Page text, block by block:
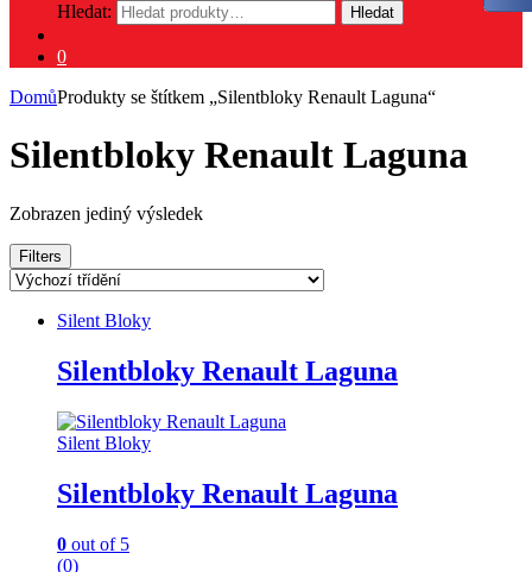
Hledat:
Hledat
0
DomůProdukty se štítkem „Silentbloky Renault Laguna“
Silentbloky Renault Laguna
Zobrazen jediný výsledek
Filters
Silent Bloky
Silentbloky Renault Laguna
Silent Bloky
Silentbloky Renault Laguna
0 out of 5
(0)